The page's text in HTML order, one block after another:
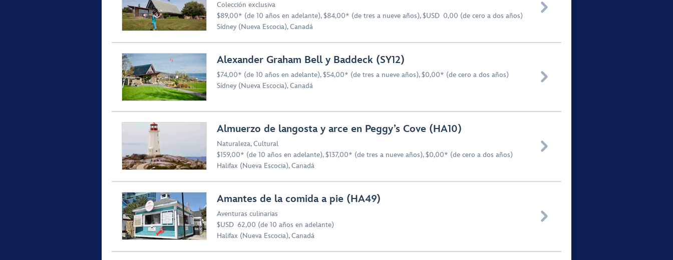
Colección exclusiva
$89,00* (de 10 años en adelante), $84,00* (de tres a nueve años), $USD 0,00 (de cero a dos años)
Sídney (Nueva Escocia), Canadá

Alexander Graham Bell y Baddeck (SY12)
$74,00* (de 10 años en adelante), $54,00* (de tres a nueve años), $0,00* (de cero a dos años)
Sídney (Nueva Escocia), Canadá

Almuerzo de langosta y arce en Peggy’s Cove (HA10)
Naturaleza,Cultural
$159,00* (de 10 años en adelante), $137,00* (de tres a nueve años), $0,00* (de cero a dos años)
Halifax (Nueva Escocia), Canadá

Amantes de la comida a pie (HA49)
Aventuras culinarias
$USD 62,00 (de 10 años en adelante)
Halifax (Nueva Escocia), Canadá
